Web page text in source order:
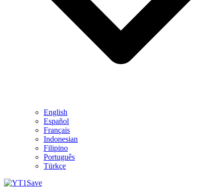
English
Español
Français
Indonesian
Filipino
Português
Türkçe